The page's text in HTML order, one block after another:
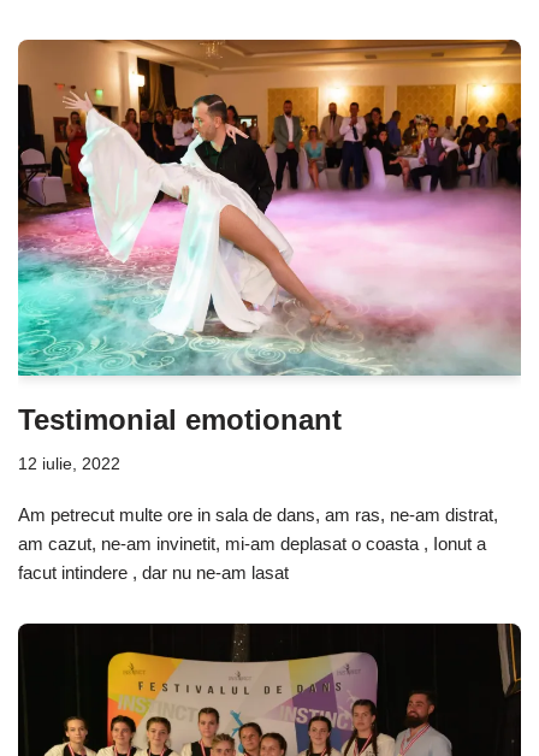
Testimonial emotionant
12 iulie, 2022
Am petrecut multe ore in sala de dans, am ras, ne-am distrat,
am cazut, ne-am invinetit, mi-am deplasat o coasta , Ionut a
facut intindere , dar nu ne-am lasat